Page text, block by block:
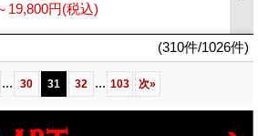
19,800円(税込)
(310件/1026件)
... 30 31 32 ... 103 次»